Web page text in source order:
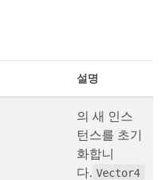
설명
의 새 인스
턴스를 초기
화합니
다. Vector4